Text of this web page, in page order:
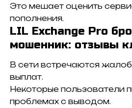
Это мешает оценить
пополнения.
LIL Exchange Pro
мошенник: отзывы
В сети встречаются
выплат.
Некоторые пользователи
проблемах с выводом.